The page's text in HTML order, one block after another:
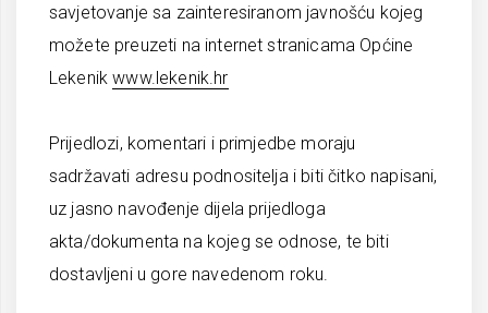
savjetovanje sa zainteresiranom javnošću kojeg
možete preuzeti na internet stranicama Općine
Lekenikwww.lekenik.hr
Prijedlozi, komentari i primjedbe moraju
sadržavati adresu podnositelja i biti čitko napisani,
uz jasno navođenje dijela prijedloga
akta/dokumenta na kojeg se odnose, te biti
dostavljeni u gore navedenom roku.